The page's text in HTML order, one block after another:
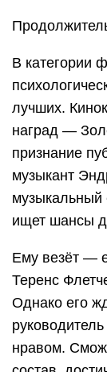
В категории
лучших.
наград —
признание
музыкант
музыкальный
ищет шансы
Ему везёт —
Теренс
Однако его
нравом.